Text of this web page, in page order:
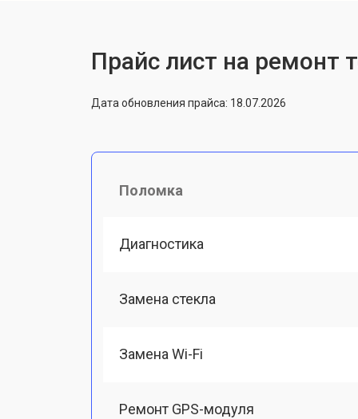
Прайс лист на ремонт
Дата обновления прайса: 18.07.2026
Поломка
Диагностика
Замена стекла
Замена Wi-Fi
Ремонт GPS-модуля